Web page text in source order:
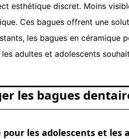
esthétique discret. Moins
Ces bagues offrent une
les bagues en céramique
adultes et adolescents
les bagues
les adolescents et les